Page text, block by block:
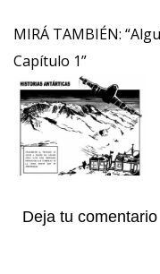
MIRÁ TAMBIÉN:
Capítulo 1”
Deja tu comentario